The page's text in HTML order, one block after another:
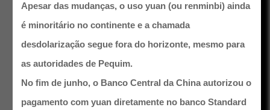
Apesar das mudanças, o uso yuan (ou renminbi) ainda
é minoritário no continente e a chamada
desdolarização segue fora do horizonte, mesmo para
as autoridades de Pequim.
No fim de junho, o Banco Central da China autorizou o
pagamento com yuan diretamente no banco Standard